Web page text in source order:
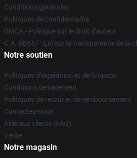
Conditions générales
Politiques de confidentialité
DMCA - Politique sur le droit d'auteur
C.A. SB657 : Loi sur la transparence de la
Notre soutien
Politiques d'expédition et de livraison
Conditions de paiement
Politiques de retour et de remboursement
Contactez-nous
Aide aux clients (FAQ)
Vente
Notre magasin